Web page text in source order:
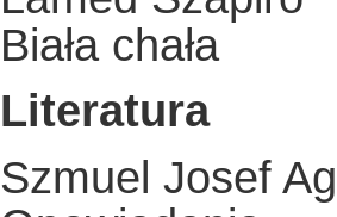
Biała chała
Literatura
Szmuel Josef